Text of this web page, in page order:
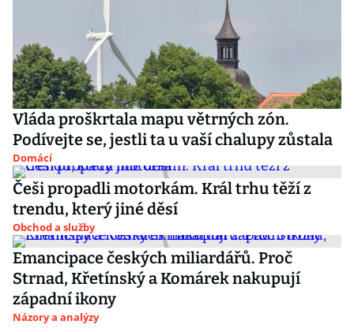
Vláda proškrtala mapu větrných zón.
Podívejte se, jestli ta u vaší chalupy zůstala
Domácí
Češi propadli motorkám. Král trhu těží z
trendu, který jiné děsí
Obchod a služby
Emancipace českých miliardářů. Proč
Strnad, Křetínský a Komárek nakupují
západní ikony
Názory a analýzy